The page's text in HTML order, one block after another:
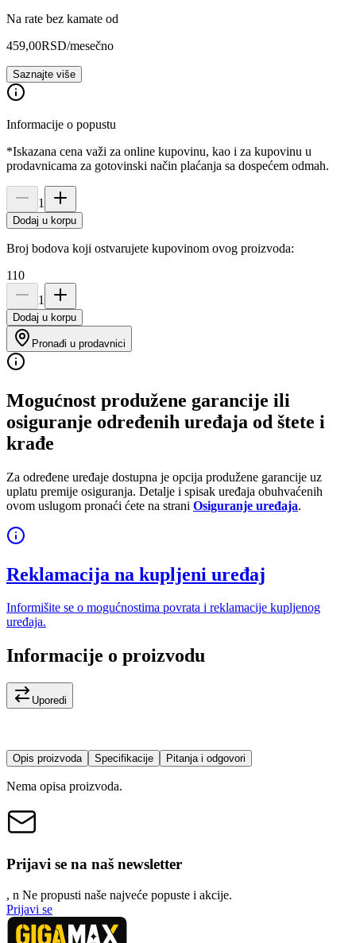
Na rate bez kamate od
459,00RSD/mesečno
Saznajte više
Informacije o popustu
*Iskazana cena važi za online kupovinu, kao i za kupovinu u
prodavnicama za gotovinski način plaćanja sa dospećem odmah.
1
Dodaj u korpu
Broj bodova koji ostvarujete kupovinom ovog proizvoda:
110
1
Dodaj u korpu
Pronađi u prodavnici
Mogućnost produžene garancije ili
osiguranje određenih uređaja od štete i
krađe
Za određene uređaje dostupna je opcija produžene garancije uz
uplatu premije osiguranja. Detalje i spisak uređaja obuhvaćenih
ovom uslugom pronaći ćete na strani Osiguranje uređaja.
Reklamacija na kupljeni uređaj
Informišite se o mogućnostima povrata i reklamacije kupljenog
uređaja.
Informacije o proizvodu
Uporedi
Opis proizvoda Specifikacije Pitanja i odgovori
Nema opisa proizvoda.
Prijavi se na naš newsletter
, n Ne propusti naše najveće popuste i akcije.
Prijavi se